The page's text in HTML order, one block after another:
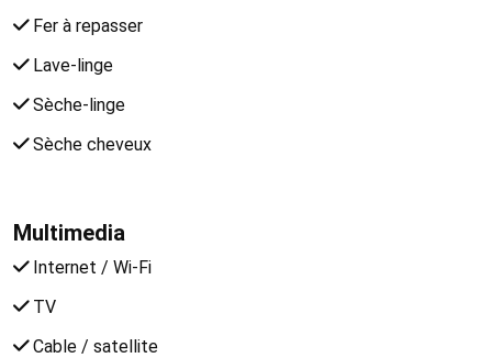
Fer à repasser
Lave-linge
Sèche-linge
Sèche cheveux
Multimedia
Internet / Wi-Fi
TV
Cable / satellite